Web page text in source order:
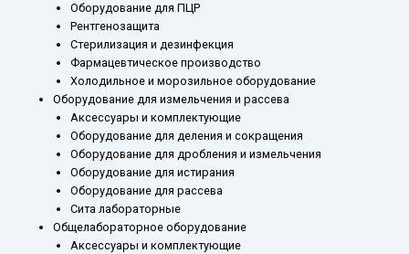
Оборудование для ПЦР
Рентгенозащита
Стерилизация и дезинфекция
Фармацевтическое производство
Холодильное и морозильное оборудование
Оборудование для измельчения и рассева
Аксессуары и комплектующие
Оборудование для деления и сокращения
Оборудование для дробления и измельчения
Оборудование для истирания
Оборудование для рассева
Сита лабораторные
Общелабораторное оборудование
Аксессуары и комплектующие